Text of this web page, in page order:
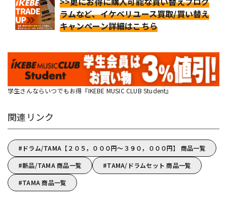
ラムなど、イケベリユース買取/買い替え
キャンペーン詳細はこちら
学生さんならいつでもお得『IKEBE MUSIC CLUB Student』
関連リンク
ドラム/TAMA【２０５，０００円～３９０，０００円】 商品一覧
新品/TAMA 商品一覧
TAMA/ドラムセット 商品一覧
TAMA 商品一覧